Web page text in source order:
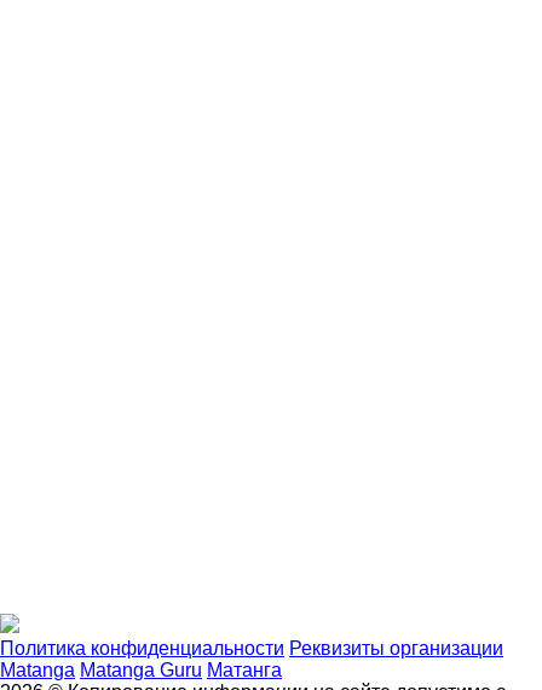
Политика конфиденциальности Реквизиты организации
Matanga Matanga Guru Матанга